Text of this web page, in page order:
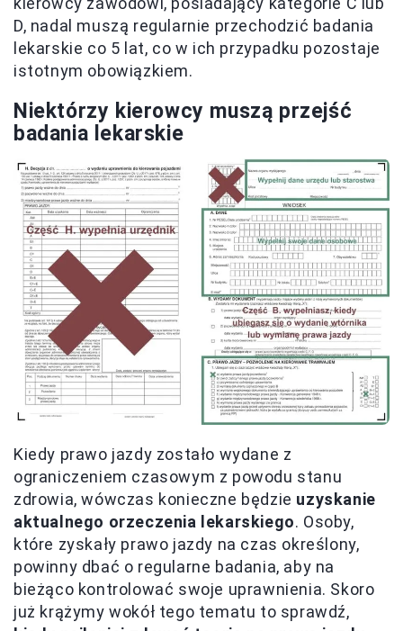
D, nadal muszą regularnie przechodzić badania
lekarskie co 5 lat, co w ich przypadku pozostaje
istotnym obowiązkiem.
Niektórzy kierowcy muszą przejść
badania lekarskie
Kiedy prawo jazdy zostało wydane z
ograniczeniem czasowym z powodu stanu
zdrowia, wówczas konieczne będzie uzyskanie
aktualnego orzeczenia lekarskiego. Osoby,
które zyskały prawo jazdy na czas określony,
powinny dbać o regularne badania, aby na
bieżąco kontrolować swoje uprawnienia. Skoro
już krążymy wokół tego tematu to sprawdź,